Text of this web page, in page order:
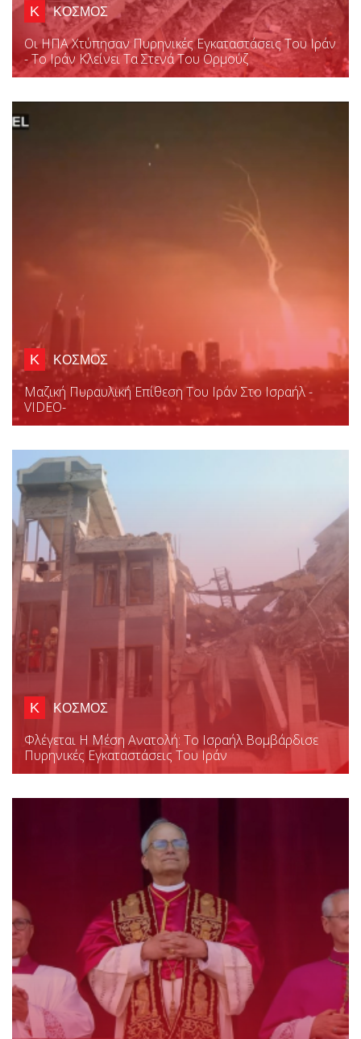
Κ ΚΟΣΜΟΣ
Οι ΗΠΑ Χτύπησαν Πυρηνικές Εγκαταστάσεις Του Ιράν
- Το Ιράν Κλείνει Τα Στενά Του Ορμούζ
Κ ΚΟΣΜΟΣ
Μαζική Πυραυλική Επίθεση Του Ιράν Στο Ισραήλ -
VIDEO-
Κ ΚΟΣΜΟΣ
Φλέγεται Η Μέση Ανατολή: Το Ισραήλ Βομβάρδισε
Πυρηνικές Εγκαταστάσεις Του Ιράν